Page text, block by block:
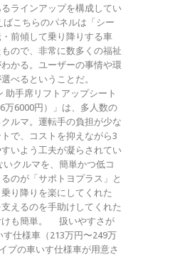
ラインアップを構成してい
こちらのパネルは「シー
前傾して乗り降りする車
ので、非常に数多くの福祉
かる。ユーザーの事情や環
選べるということだ。
助手席リフトアップシート
万6000円）」は、多人数の
ルマ。運転手の負担が少な
で、コストを抑えながら3
いよう工夫が凝らされてい
クルマを、簡単かつ低コ
のが「サポトヨプラス」と
り降りを楽にしてくれた
えるのを手助けしてくれた
けも簡単。 扱いやすさが
す仕様車（213万円〜249万
プの車いす仕様車が用意さ